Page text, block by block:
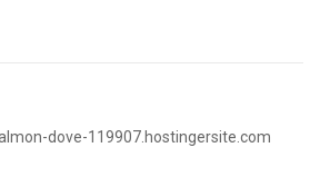
dove-119907.hostingersite.com